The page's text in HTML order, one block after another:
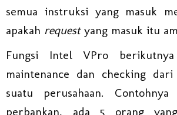
semua instruksi yang masuk
apakah request yang masuk itu
Fungsi Intel VPro
maintenance dan checking
suatu perusahaan.
perbankan, ada 5 orang